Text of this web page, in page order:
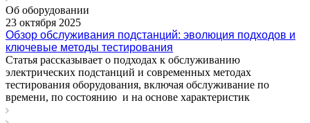
Об оборудовании
23 октября 2025
Обзор обслуживания подстанций: эволюция подходов и
ключевые методы тестирования
Статья рассказывает о подходах к обслуживанию
электрических подстанций и современных методах
тестирования оборудования, включая обслуживание по
времени, по состоянию и на основе характеристик